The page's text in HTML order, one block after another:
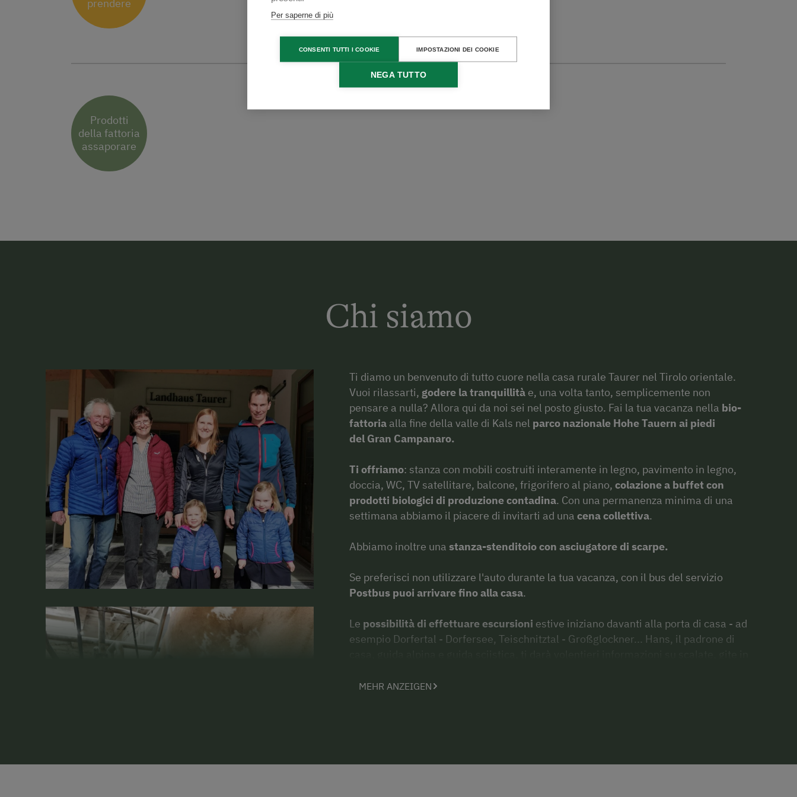
prendere
Prodotti
della fattoria
assaporare
Chi siamo
Ti diamo un benvenuto di tutto cuore nella casa rurale Taurer nel Tirolo orientale.
Vuoi rilassarti, godere la tranquillità e, una volta tanto, semplicemente non
pensare a nulla? Allora qui da noi sei nel posto giusto. Fai la tua vacanza nella bio-
fattoria alla fine della valle di Kals nel parco nazionale Hohe Tauern ai piedi
del Gran Campanaro.
Ti offriamo: stanza con mobili costruiti interamente in legno, pavimento in legno,
doccia, WC, TV satellitare, balcone, frigorifero al piano, colazione a buffet con
prodotti biologici di produzione contadina. Con una permanenza minima di una
settimana abbiamo il piacere di invitarti ad una cenacollettiva.
Abbiamo inoltre una stanza-stenditoio con asciugatore di scarpe.
Se preferisci non utilizzare l'auto durante la tua vacanza, con il bus del servizio
Postbus puoi arrivare fino alla casa.
Le possibilità di effettuare escursioni estive iniziano davanti alla porta di casa - ad
esempio Dorfertal - Dorfersee, Teischnitztal - Großglockner... Hans, il padrone di
Ovviamente sono possibili anche
MEHR ANZEIGEN
Per saperne di più
CONSENTI TUTTI I COOKIE IMPOSTAZIONI DEI COOKIE
NEGA TUTTO